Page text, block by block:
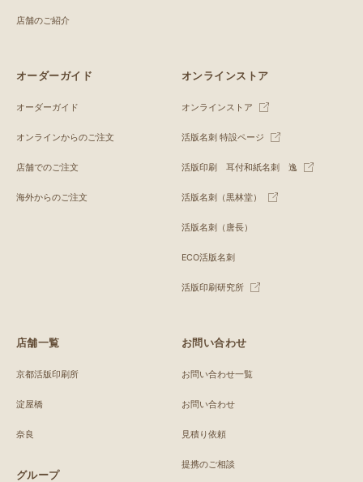
店舗のご紹介
オーダーガイド
オーダーガイド
オンラインからのご注文
店舗でのご注文
海外からのご注文
オンラインストア
オンラインストア
活版名刺 特設ページ
活版印刷 耳付和紙名刺 逸
活版名刺（黒林堂）
活版名刺（唐長）
ECO活版名刺
活版印刷研究所
店舗一覧
京都活版印刷所
淀屋橋
奈良
グループ
お問い合わせ
お問い合わせ一覧
お問い合わせ
見積り依頼
提携のご相談